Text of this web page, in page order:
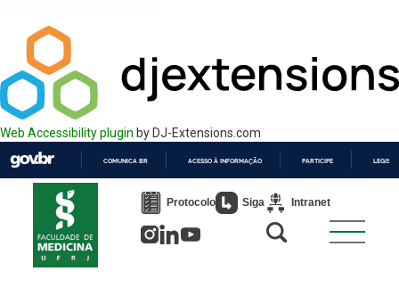
Web Accessibility plugin by DJ-Extensions.com
PARA
COMUNICA BR ACESSO À INFORMAÇÃO PARTICIPE
Protocolo Siga Intranet